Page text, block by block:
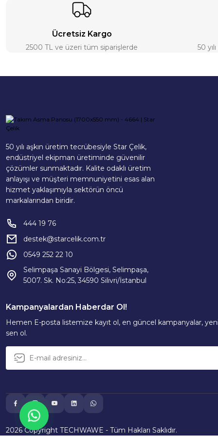
Ücretsiz Kargo
2500 TL ve üzeri tüm siparişlerde 50
50 yılı aşkın üretim tecrübesiyle Star Çelik,
endüstriyel ekipman üretiminde güvenilir
çözümler sunmaktadır. Kalite odaklı üretim
anlayışı ve müşteri memnuniyetini esas alan
hizmet yaklaşımıyla sektörün öncü
markalarından biridir.
444 19 76
destek@starcelik.com.tr
0549 252 22 10
Selimpaşa Sanayi Bölgesi, Selimpaşa,
5007. Sk. No:25, 34590 Silivri/İstanbul
Kampanyalardan Haberdar Ol!
Hemen E-posta listemize kayıt ol, en güncel kampanyalar,
sen ol.
2026 Copyright TECHWAWE - Tüm Hakları Saklıdır.